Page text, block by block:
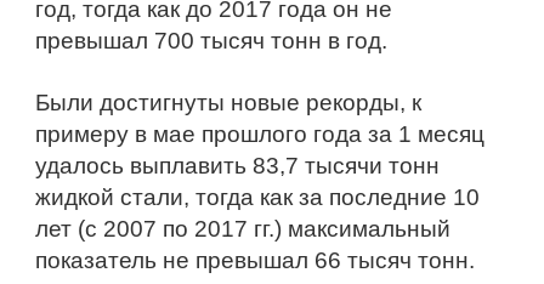
год, тогда как до 2017 года он не
превышал 700 тысяч тонн в год.
Были достигнуты новые рекорды, к
примеру в мае прошлого года за 1 месяц
удалось выплавить 83,7 тысячи тонн
жидкой стали, тогда как за последние 10
лет (с 2007 по 2017 гг.) максимальный
показатель не превышал 66 тысяч тонн.